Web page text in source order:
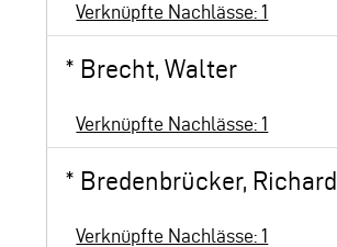
Verknüpfte Nachlässe: 1
* Brecht, Walter
Verknüpfte Nachlässe: 1
* Bredenbrücker, Richard
Verknüpfte Nachlässe: 1